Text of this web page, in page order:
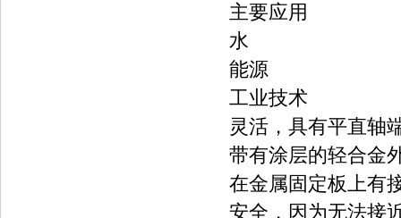
主要应用
水
能源
工业技术
灵活，具有平直轴
带有涂层的轻合金
在金属固定板上有
安全，因为无法接